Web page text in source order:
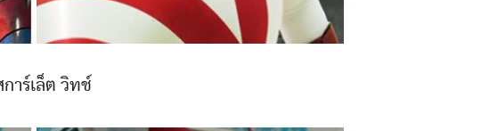
การ์เล็ต วิทช์